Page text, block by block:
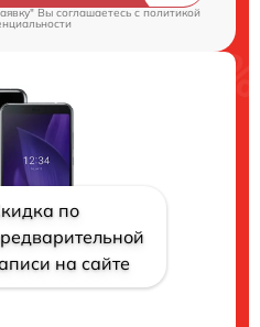
Вы соглашаетесь cполитикой
по
на сайте